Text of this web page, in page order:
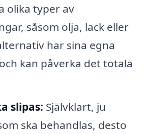
olika typer av
såsom olja, lack eller
har sina egna
kan påverka det totala
slipas: Självklart, ju
ska behandlas, desto